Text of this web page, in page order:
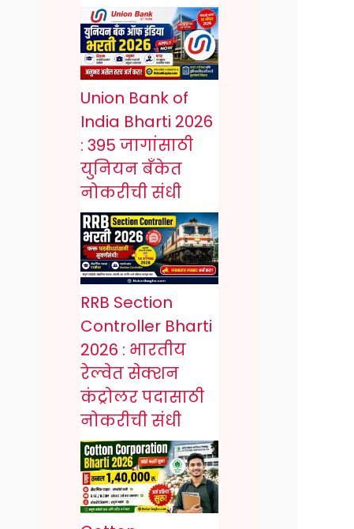
Union Bank of
India Bharti 2026
: 395 जागांसाठी
युनियन बँकेत
नोकरीची संधी
RRB Section
Controller Bharti
2026 : भारतीय
रेल्वेत सेक्शन
कंट्रोलर पदासाठी
नोकरीची संधी